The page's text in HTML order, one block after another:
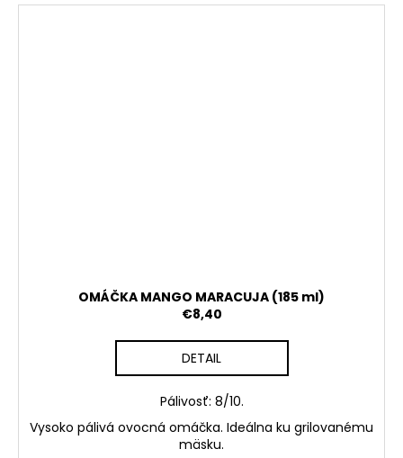
OMÁČKA MANGO MARACUJA (185 ml)
€8,40
DETAIL
Pálivosť: 8/10.
Vysoko pálivá ovocná omáčka. Ideálna ku grilovanému
mäsku.